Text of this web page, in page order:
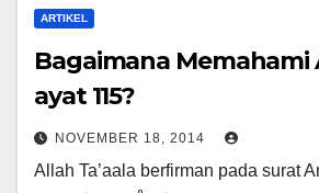
ARTIKEL
Bagaimana Memahami
ayat 115?
NOVEMBER 18, 2014
Allah Ta’aala berfirman pada surat